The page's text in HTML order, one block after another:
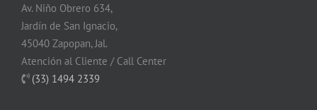
Av. Niño Obrero 634,
Jardín de San Ignacio,
45040 Zapopan, Jal.
Atención al Cliente / Call Center
(33) 1494 2339